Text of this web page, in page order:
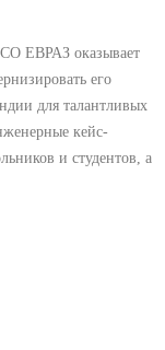
ЕВРАЗ оказывает
его
для талантливых
кейс-
и студентов, а